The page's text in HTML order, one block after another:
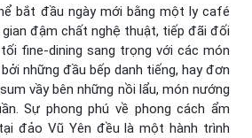
bắt đầu ngày mới bằng một ly café
đậm chất nghệ thuật, tiếp đãi đối
fine-dining sang trọng với các món
những đầu bếp danh tiếng, hay đơn
vầy bên những nồi lẩu, món nướng
Sự phong phú về phong cách ẩm
đảo Vũ Yên đều là một hành trình